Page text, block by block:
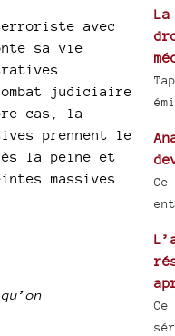
avec
sa vie
judiciaire
cas, la
prennent le
la peine et
massives
La